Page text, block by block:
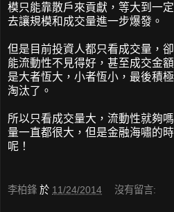
模只能靠散戶來貢獻，等大到一
去讓規模和成交量進一步爆發。
但是目前投資人都只看成交量，
能流動性不見得好，甚至成交金
是大者恆大，小者恆小，最後積
淘汰了。
所以只看成交量大，流動性就夠
量一直都很大，但是金融海嘯的
呢！
李柏鋒 於 11/24/2014 沒有留言: